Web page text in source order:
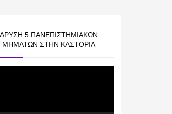
5 ΠΑΝΕΠΙΣΤΗΜΙΑΚΏΝ
ΣΤΗΝ ΚΑΣΤΟΡΙΆ